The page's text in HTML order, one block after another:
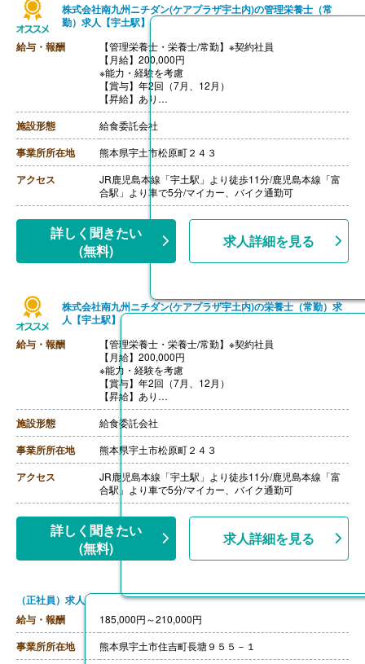
株式会社南九州ニチダン(ケアプラザ宇土内)の管理栄養士（常
勤）求人【宇土駅】
給与・報酬
【管理栄養士・栄養士/常勤】※契約社員
【月給】200,000円
※能力・経験を考慮
【賞与】年2回（7月、12月）
【昇給】あり
【通勤手当】あり（全額支給）
※マイカー通勤の場合はガソリン代支給（規定あり）
【退職金】なし
施設形態 給食委託会社
事業所所在地 熊本県宇土市松原町２４３
アクセス
JR鹿児島本線「宇土駅」より徒歩11分/鹿児島本線「富
合駅」より車で5分/マイカー、バイク通勤可
詳しく聞きたい
(無料)
求人詳細を見る
株式会社南九州ニチダン(ケアプラザ宇土内)の栄養士（常勤）求
人【宇土駅】
給与・報酬
【管理栄養士・栄養士/常勤】※契約社員
【月給】200,000円
※能力・経験を考慮
【賞与】年2回（7月、12月）
【昇給】あり
【通勤手当】あり（全額支給）
※マイカー通勤の場合はガソリン代支給（規定あり）
【退職金】なし
施設形態 給食委託会社
事業所所在地 熊本県宇土市松原町２４３
アクセス
JR鹿児島本線「宇土駅」より徒歩11分/鹿児島本線「富
合駅」より車で5分/マイカー、バイク通勤可
詳しく聞きたい
(無料)
求人詳細を見る
（正社員）求人
給与・報酬
185,000円～210,000円
事業所所在地 熊本県宇土市住吉町長塘９５５－１